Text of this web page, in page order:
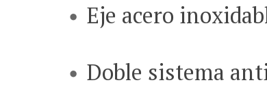
Eje acero
Doble sistema